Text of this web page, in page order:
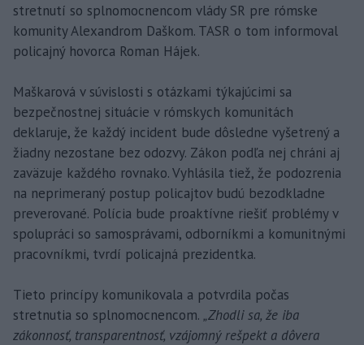
stretnutí so splnomocnencom vlády SR pre rómske
komunity Alexandrom Daškom. TASR o tom informoval
policajný hovorca Roman Hájek.
Maškarová v súvislosti s otázkami týkajúcimi sa
bezpečnostnej situácie v rómskych komunitách
deklaruje, že každý incident bude dôsledne vyšetrený a
žiadny nezostane bez odozvy. Zákon podľa nej chráni aj
zaväzuje každého rovnako. Vyhlásila tiež, že podozrenia
na neprimeraný postup policajtov budú bezodkladne
preverované. Polícia bude proaktívne riešiť problémy v
spolupráci so samosprávami, odborníkmi a komunitnými
pracovníkmi, tvrdí policajná prezidentka.
Tieto princípy komunikovala a potvrdila počas
stretnutia so splnomocnencom. „Zhodli sa, že iba
zákonnosť, transparentnosť, vzájomný rešpekt a dôvera